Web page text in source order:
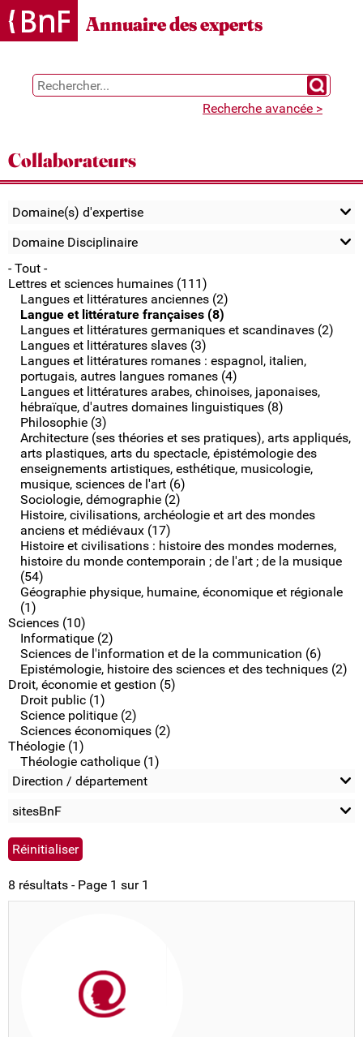
Gestion des cookies
Annuaire des experts
Chercher
Recherche avancée >
Collaborateurs
Domaine(s) d'expertise
Domaine Disciplinaire
- Tout -
Lettres et sciences humaines (111)
Langues et littératures anciennes (2)
Langue et littérature françaises (8)
Langues et littératures germaniques et scandinaves (2)
Langues et littératures slaves (3)
Langues et littératures romanes : espagnol, italien,
portugais, autres langues romanes (4)
Langues et littératures arabes, chinoises, japonaises,
hébraïque, d'autres domaines linguistiques (8)
Philosophie (3)
Architecture (ses théories et ses pratiques), arts appliqués,
arts plastiques, arts du spectacle, épistémologie des
enseignements artistiques, esthétique, musicologie,
musique, sciences de l'art (6)
Sociologie, démographie (2)
Histoire, civilisations, archéologie et art des mondes
anciens et médiévaux (17)
Histoire et civilisations : histoire des mondes modernes,
histoire du monde contemporain ; de l'art ; de la musique
(54)
Géographie physique, humaine, économique et régionale
(1)
Sciences (10)
Informatique (2)
Sciences de l'information et de la communication (6)
Epistémologie, histoire des sciences et des techniques (2)
Droit, économie et gestion (5)
Droit public (1)
Science politique (2)
Sciences économiques (2)
Théologie (1)
Théologie catholique (1)
Direction / département
sitesBnF
8 résultats - Page 1 sur 1